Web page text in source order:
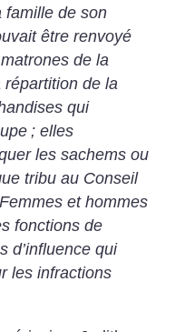
famille de son
être renvoyé
de la
de la
qui
; elles
les sachems ou
tribu au Conseil
Femmes et hommes
fonctions de
d’influence qui
les infractions